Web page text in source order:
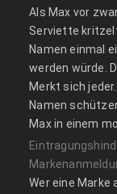
Als Max vor
Serviette
Namen einmal
werden würde.
Merkt sich
Namen
Max in einem
Wer eine